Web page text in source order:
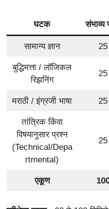
घटक संभाव्य
सामान्य ज्ञान 25
बुद्धिमत्ता / लॉजिकल
रिझनिंग
25
मराठी / इंग्रजी भाषा 25
तांत्रिक किंवा
विषयानुसार प्रश्न
(Technical/Depa
rtmental)
25
एकूण